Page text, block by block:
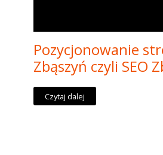
Pozycjonowanie
Zbąszyń czyli SEO
Czytaj dalej